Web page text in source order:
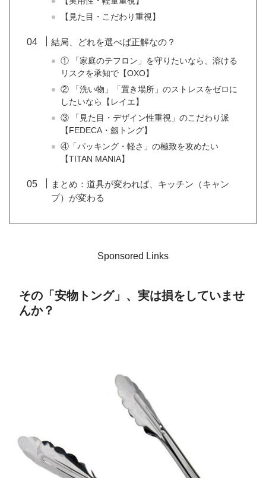
【見た目・こだわり重視】
結局、どれを選べば正解なの？
① 「家庭のテフロン」を守りたいなら、溶ける
リスクを承知で【OXO】
② 「洗い物」「置き場所」のストレスをゼロに
したいなら【レイエ】
③ 「見た目・デザイン性重視」のこだわり派
【FEDECA・劔トング】
④「パッキング・軽さ」の極致を攻めたい
【TITAN MANIA】
まとめ：道具が変われば、キッチン（キャン
プ）が変わる
Sponsored Links
その「安物トング」、実は損をしていませ
んか？